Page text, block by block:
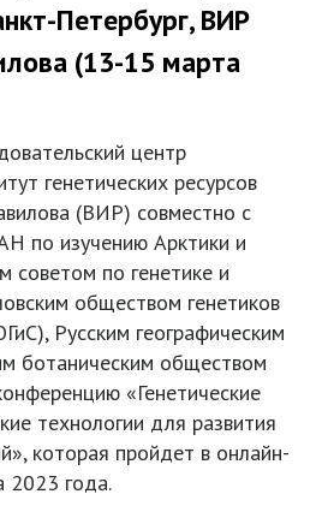
Петербург, ВИР
(13-15 марта
центр
генетических ресурсов
(ВИР) совместно с
по изучению Арктики и
советом по генетике и
обществом генетиков
Русским географическим
ботаническим обществом
«Генетические
технологии для развития
которая пройдет в онлайн-
2023 года.